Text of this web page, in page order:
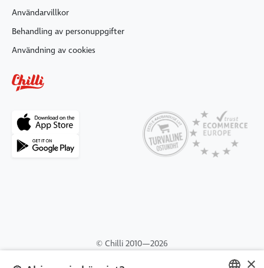
Användarvillkor
Behandling av personuppgifter
Användning av cookies
© Chilli 2010—2026
×